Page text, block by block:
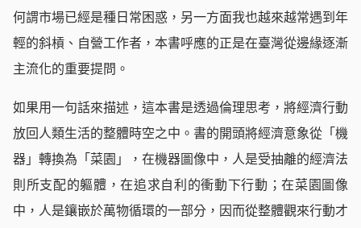
何謂市場已經是種日常困惑，另一方面我也越來越常遇到年
輕的斜槓、自營工作者，本書呼應的正是在臺灣從邊緣逐漸
主流化的重要提問。
如果用一句話來描述，這本書是透過倫理思考，將經濟行動
放回人類生活的整體時空之中。書的開頭將經濟意象從「機
器」轉換為「菜園」，在機器圖像中，人是受抽離的經濟法
則所支配的軀體，在追求自利的衝動下行動；在菜園圖像
中，人是鑲嵌於萬物循環的一部分，因而從整體觀來行動才